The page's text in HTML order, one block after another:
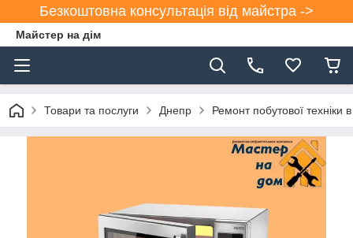
Безкоштовна консультація від майстра ->
Майстер на дім
Товари та послуги Днепр Ремонт побутової техніки в